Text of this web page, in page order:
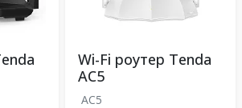
Wi-Fi роутер Tenda
AC5
AC5